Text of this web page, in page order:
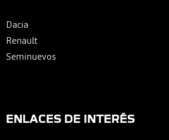
Dacia
Renault
Seminuevos
ENLACES DE INTERÉS